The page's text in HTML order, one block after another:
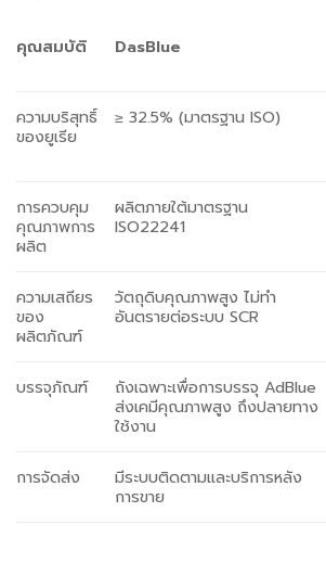
คุณสมบัติ DasBlue
ความบริสุทธิ์
ของยูเรีย
≥ 32.5% (มาตรฐาน ISO)
การควบคุม
คุณภาพการ
ผลิต
ผลิตภายใต้มาตรฐาน
ISO22241
ความเสถียร
ของ
ผลิตภัณฑ์
วัตถุดิบคุณภาพสูง ไม่ทำ
อันตรายต่อระบบ SCR
บรรจุภัณฑ์
ถังเฉพาะเพื่อการบรรจุ AdBlue
ส่งเคมีคุณภาพสูง ถึงปลายทาง
ใช้งาน
การจัดส่ง
มีระบบติดตามและบริการหลัง
การขาย